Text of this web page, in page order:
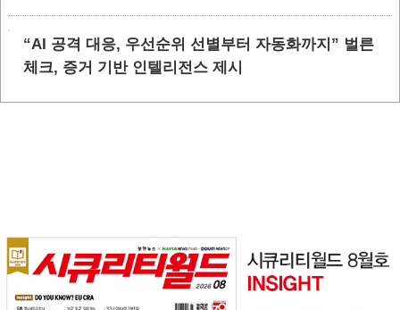
“AI 공격 대응, 우선순위 선별부터 자동화까지” 벌른
체크, 증거 기반 인텔리전스 제시